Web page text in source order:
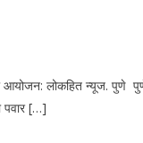
आयोजन: लोकहित न्यूज.
पवार […]